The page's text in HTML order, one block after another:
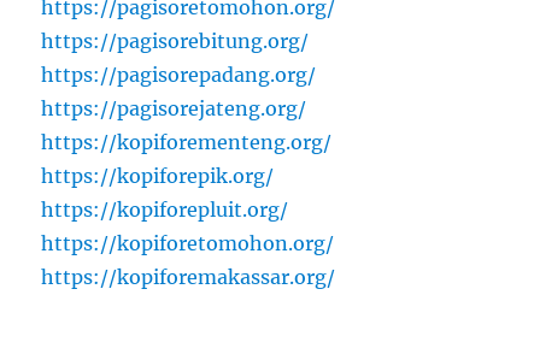
https://pagisoretomohon.org/
https://pagisorebitung.org/
https://pagisorepadang.org/
https://pagisorejateng.org/
https://kopiforementeng.org/
https://kopiforepik.org/
https://kopiforepluit.org/
https://kopiforetomohon.org/
https://kopiforemakassar.org/